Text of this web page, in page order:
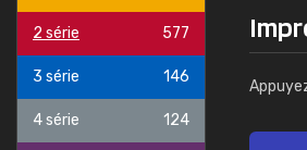
2 série 577
3 série 146
4 série 124